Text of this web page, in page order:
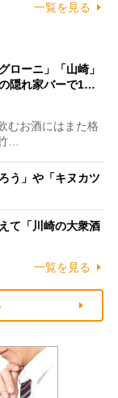
一覧を見る
ローニ」「山崎」
隠れ家バーで1…
むお酒にはまた格
…
う」や「キヌカツ
て「川崎の大衆酒
一覧を見る